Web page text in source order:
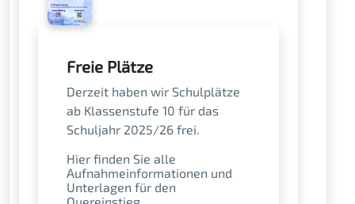
Freie Plätze
Derzeit haben wir Schulplätze
ab Klassenstufe 10 für das
Schuljahr 2025/26 frei.
Hier finden Sie alle
Aufnahmeinformationen und
Unterlagen für den
Quereinstieg.